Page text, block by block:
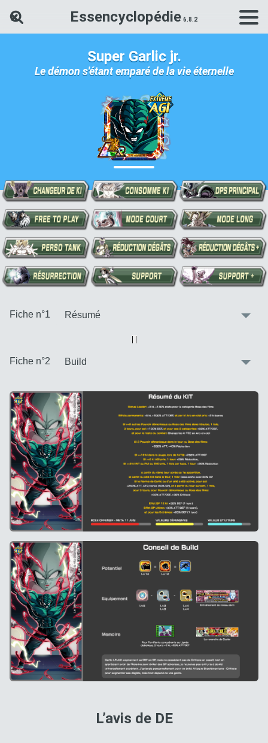
Essencyclopédie
Rechercher une carte Dokkan
Super Garlic jr.
Le démon s'étant emparé de la vie éternelle
Fiche n°1
Vue alternative
Fiche n°2
L’avis de DE